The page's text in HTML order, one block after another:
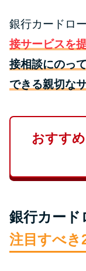
銀行カードロ
接サービスを
接相談にのっ
できる親切な
おすす
銀行カード
注目すべき